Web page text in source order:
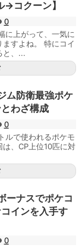
→コクーン】
0
に上がって、一気に
すよね。 特にコイ
と、...
ム防衛最強ポケ
わざ構成
0
ルで使われるポケモ
、CP上位10匹に対
ーナスでポケコ
インを入手す
0